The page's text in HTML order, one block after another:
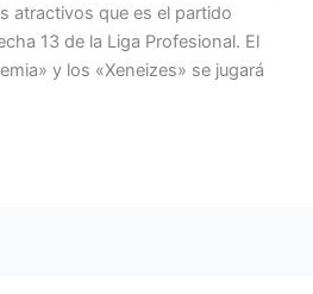
atractivos que es el partido
13 de la Liga Profesional. El
y los «Xeneizes» se jugará